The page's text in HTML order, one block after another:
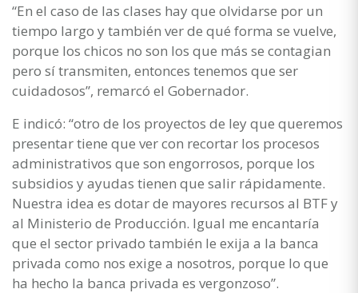
“En el caso de las clases hay que olvidarse por un
tiempo largo y también ver de qué forma se vuelve,
porque los chicos no son los que más se contagian
pero sí transmiten, entonces tenemos que ser
cuidadosos”, remarcó el Gobernador.
E indicó: “otro de los proyectos de ley que queremos
presentar tiene que ver con recortar los procesos
administrativos que son engorrosos, porque los
subsidios y ayudas tienen que salir rápidamente.
Nuestra idea es dotar de mayores recursos al BTF y
al Ministerio de Producción. Igual me encantaría
que el sector privado también le exija a la banca
privada como nos exige a nosotros, porque lo que
ha hecho la banca privada es vergonzoso”.